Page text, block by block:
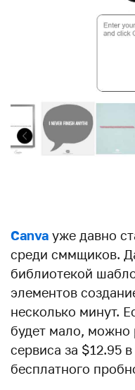
Canva уже давно
среди сммщиков.
библиотекой
элементов
несколько минут.
будет мало, можно
сервиса за $12.95
бесплатного